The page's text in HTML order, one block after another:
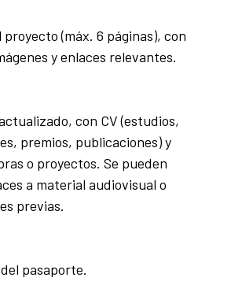
proyecto (máx. 6 páginas), con
y enlaces relevantes.
con CV (estudios,
premios, publicaciones) y
o proyectos. Se pueden
a material audiovisual o
previas.
pasaporte.